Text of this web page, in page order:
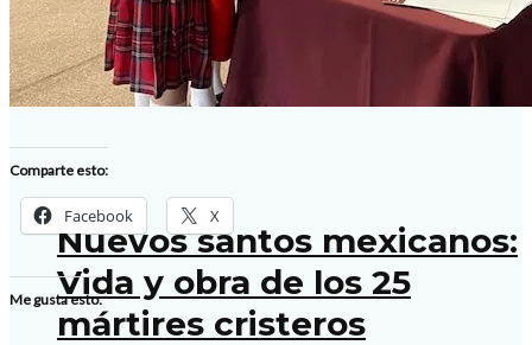
Honrar a tu padre y a tu
madre
Nuevos santos mexicanos:
Vida y obra de los 25
mártires cristeros
Comparte esto:
Facebook X
Me gusta esto: